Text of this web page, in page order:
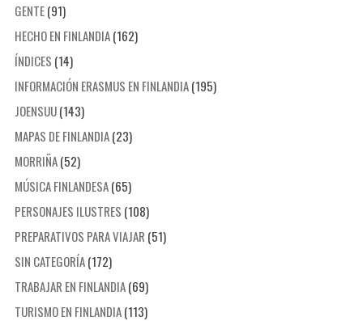
GENTE(91)
HECHO EN FINLANDIA(162)
ÍNDICES (14)
INFORMACIÓN ERASMUS EN FINLANDIA(195)
JOENSUU(143)
MAPAS DE FINLANDIA(23)
MORRIÑA(52)
MÚSICA FINLANDESA(65)
PERSONAJES ILUSTRES (108)
PREPARATIVOS PARA VIAJAR (51)
SIN CATEGORÍA(172)
TRABAJAR EN FINLANDIA(69)
TURISMO EN FINLANDIA(113)